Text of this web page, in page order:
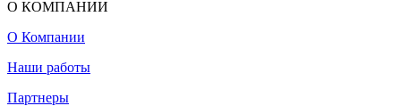
О КОМПАНИИ
О Компании
Наши работы
Партнеры